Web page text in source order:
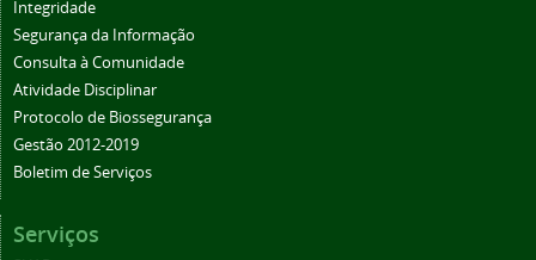
Segurança da Informação
Consulta à Comunidade
Atividade Disciplinar
Protocolo de Biossegurança
Gestão 2012-2019
Boletim de Serviços
SUAP